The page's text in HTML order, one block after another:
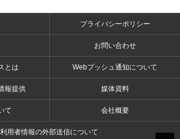
プライバシーポリシー
お問い合わせ
とは Webプッシュ通知について
報提供 媒体資料
て 会社概要
利用者情報の外部送信について